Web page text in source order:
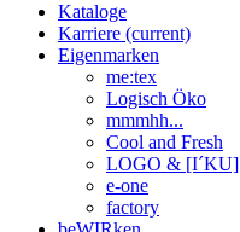
Kataloge
Karriere (current)
Eigenmarken
me:tex
Logisch Öko
mmmhh...
Cool and Fresh
LOGO & [I´KU]
e-one
factory